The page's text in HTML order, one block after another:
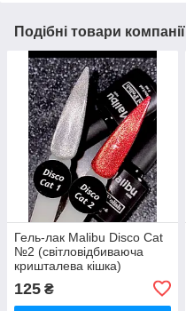
Подібні товари компанії
Гель-лак Malibu Disco Cat
№2 (світловідбиваюча
кришталева кішка)
125 ₴